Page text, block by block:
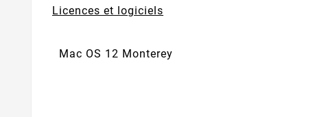
Licences et logiciels
Mac OS 12 Monterey